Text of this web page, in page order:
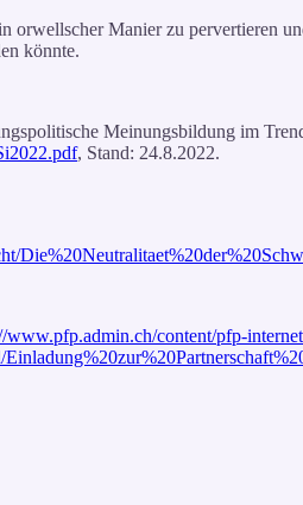
orwellscher Manier zu pervertieren
könnte.
Meinungsbildung im
, Stand: 24.8.2022.
www.pfp.admin.ch/content/pfp-